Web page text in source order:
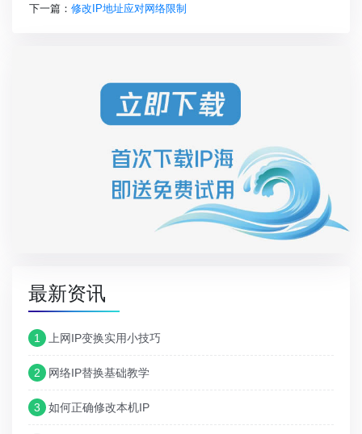
下一篇： 修改IP地址应对网络限制
最新资讯
1 上网IP变换实用小技巧
2 网络IP替换基础教学
3 如何正确修改本机IP